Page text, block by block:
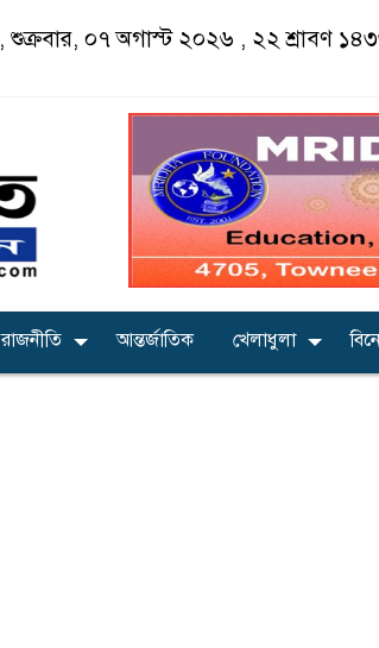
, শুক্রবার, ০৭ অগাস্ট ২০২৬ , ২২ শ্রাবণ
রাজনীতি আন্তর্জাতিক খেলাধুলা